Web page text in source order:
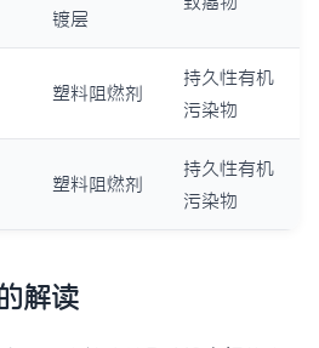
镀层
塑料阻燃剂
持久性有机
污染物
塑料阻燃剂
持久性有机
污染物
解读